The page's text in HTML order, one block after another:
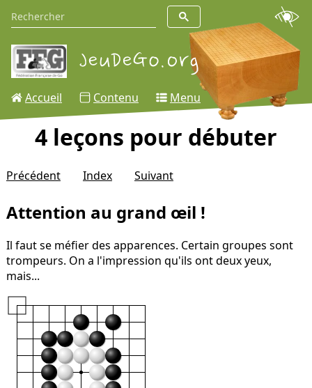
Accueil Contenu Menu
4 leçons pour débuter
Précédent Index Suivant
Attention au grand œil !
Il faut se méfier des apparences. Certain groupes sont
trompeurs. On a l'impression qu'ils ont deux yeux,
mais...